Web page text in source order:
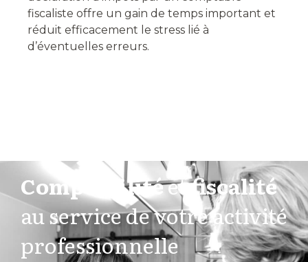
fiscaliste offre un gain de temps important et
réduit efficacement le stress lié à
d’éventuelles erreurs.
Comptabilitéetfiscalité
au service de votre activité
professionnelle